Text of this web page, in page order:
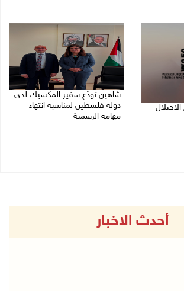
شاهين تودّع سفير المكسيك لدى
دولة فلسطين لمناسبة انتهاء
مهامه الرسمية
أحدث الاخبار